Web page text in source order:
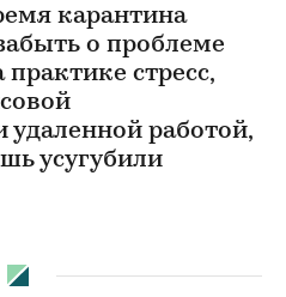
карантина
о проблеме
стресс,
удаленной работой,
усугубили